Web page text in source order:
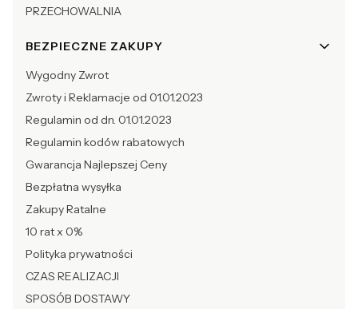
PRZECHOWALNIA
BEZPIECZNE ZAKUPY
Wygodny Zwrot
Zwroty i Reklamacje od 01.01.2023
Regulamin od dn. 01.01.2023
Regulamin kodów rabatowych
Gwarancja Najlepszej Ceny
Bezpłatna wysyłka
Zakupy Ratalne
10 rat x 0%
Polityka prywatności
CZAS REALIZACJI
SPOSÓB DOSTAWY